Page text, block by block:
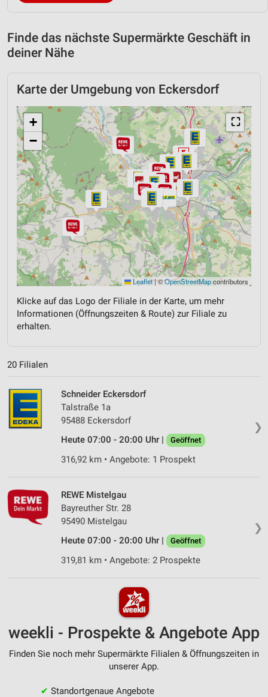
Finde das nächste Supermärkte Geschäft in
deiner Nähe
Karte der Umgebung von Eckersdorf
⛶
+
−
Leaflet|©OpenStreetMapcontributors
Klicke auf das Logo der Filiale in der Karte, um mehr
Informationen (Öffnungszeiten & Route) zur Filiale zu
erhalten.
20 Filialen
❯
Schneider Eckersdorf
Talstraße 1a
95488 Eckersdorf
Heute 07:00 - 20:00 Uhr |
Geöffnet
316,92 km • Angebote: 1 Prospekt
❯
REWE Mistelgau
Bayreuther Str. 28
95490 Mistelgau
Heute 07:00 - 20:00 Uhr |
Geöffnet
319,81 km • Angebote: 2 Prospekte
weekli - Prospekte & Angebote App
Finden Sie noch mehr Supermärkte Filialen & Öffnungszeiten in
unserer App.
✔ Standortgenaue Angebote